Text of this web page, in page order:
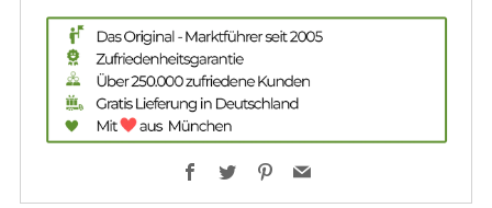
Facebook
TwitterPinterest